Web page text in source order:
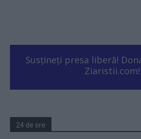
Susțineți presa liberă!
Ziaristii.com!
24 de ore